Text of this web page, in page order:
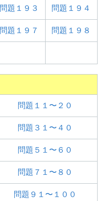
問題１９３ 問題１９４
問題１９７ 問題１９８
問題１１〜２０
問題３１〜４０
問題５１〜６０
問題７１〜８０
問題９１〜１００